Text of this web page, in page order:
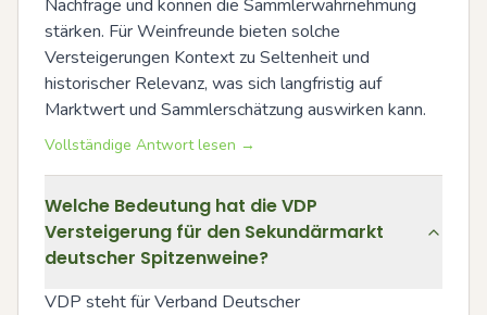
Nachfrage und können die Sammlerwahrnehmung
stärken. Für Weinfreunde bieten solche
Versteigerungen Kontext zu Seltenheit und
historischer Relevanz, was sich langfristig auf
Marktwert und Sammlerschätzung auswirken kann.
Vollständige Antwort lesen →
Welche Bedeutung hat die VDP
Versteigerung für den Sekundärmarkt
deutscher Spitzenweine?
VDP steht für Verband Deutscher